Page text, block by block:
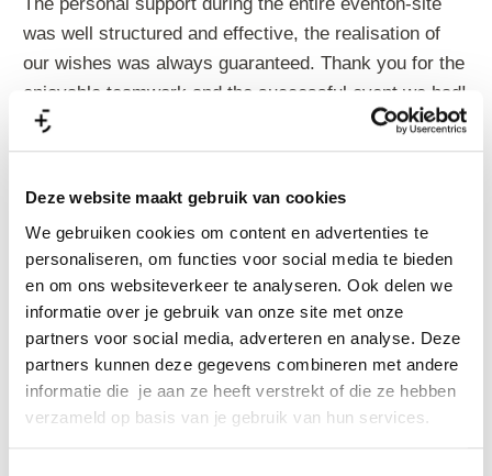
Deze website maakt gebruik van cookies
We gebruiken cookies om content en advertenties te
personaliseren, om functies voor social media te bieden
en om ons websiteverkeer te analyseren. Ook delen we
informatie over je gebruik van onze site met onze
partners voor social media, adverteren en analyse. Deze
partners kunnen deze gegevens combineren met andere
informatie die je aan ze heeft verstrekt of die ze hebben
verzameld op basis van je gebruik van hun services.
was well structured and effective, the realisation of
our wishes was always guaranteed. Thank you for the
enjoyable teamwork and the successful event we had!
We are looking forward to further events together
with you!”
Bel voor een vrijblijvende afspraak: 06 – 233 66 337
of 033 -4799 998.
Gerelateerd